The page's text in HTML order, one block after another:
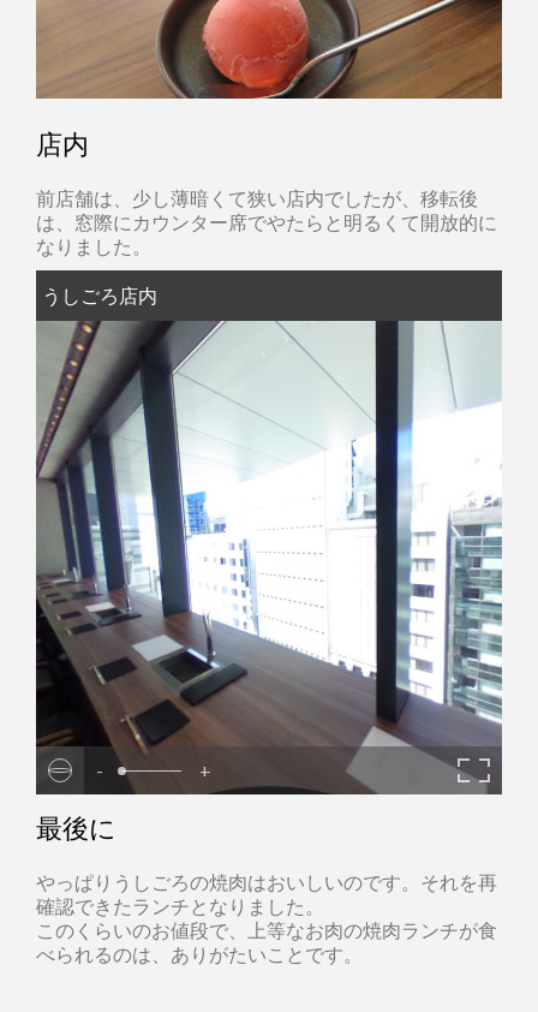
店内
前店舗は、少し薄暗くて狭い店内でしたが、移転後
は、窓際にカウンター席でやたらと明るくて開放的に
なりました。
うしごろ店内
- +
最後に
やっぱりうしごろの焼肉はおいしいのです。それを再
確認できたランチとなりました。
このくらいのお値段で、上等なお肉の焼肉ランチが食
べられるのは、ありがたいことです。